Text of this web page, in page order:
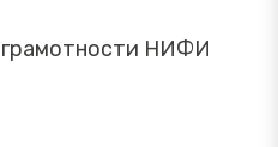
НИФИ